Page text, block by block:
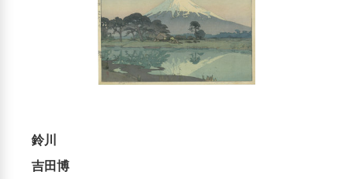
鈴川
吉田博